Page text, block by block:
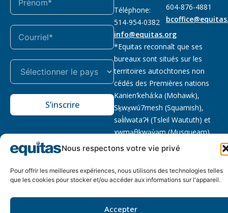
Nous respectons votre vie privé
Pour offrir les meilleures expériences, nous utilisons des technologies telles
que les cookies pour stocker et/ou accéder aux informations sur l'appareil.
Accepter
S’inscrire
Téléphone:
514-954-0382
info@equitas.org
604-876-4881
*Equitas reconnaît que ses
bureaux sont situés sur les
territoires autochtones non
cédés des Premières nations
Kanien’kehá:ka (Mohawk),
Sḵwx̱wú7mesh (Squamish),
səl̓ilwətaɁɬ (Tsleil Waututh) et
xwməθkwəy̓əm (Musqueam).
Lire la suite
de
confidentialité
bienfaisance enregistré:
118833292RR0001
droits réservés, site par
Phil